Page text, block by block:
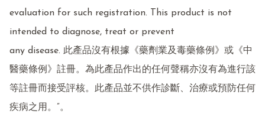
evaluation for such registration. This product is not
intended to diagnose, treat or prevent
any disease. 此產品沒有根據《藥劑業及毒藥條例》或《中
醫藥條例》註冊。為此產品作出的任何聲稱亦沒有為進行該
等註冊而接受評核。此產品並不供作診斷、治療或預防任何
疾病之用。”。